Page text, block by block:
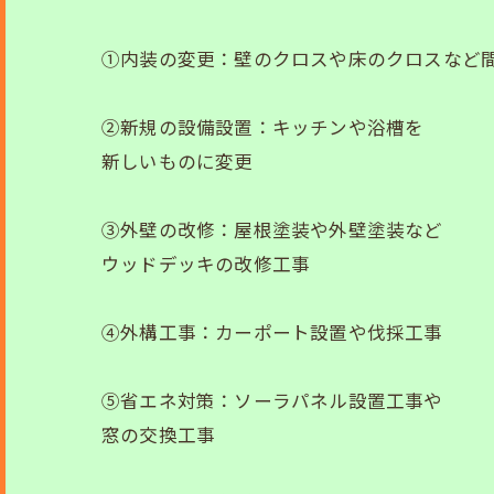
①内装の変更：壁のクロスや床のクロスなど
②新規の設備設置：キッチンや浴槽を
新しいものに変更
③外壁の改修：屋根塗装や外壁塗装など
ウッドデッキの改修工事
④外構工事：カーポート設置や伐採工事
⑤省エネ対策：ソーラパネル設置工事や
窓の交換工事